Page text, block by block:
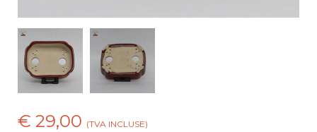
€ 29,00 (TVA INCLUSE)